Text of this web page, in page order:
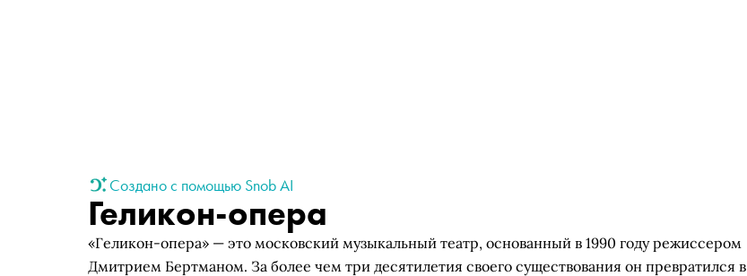
Создано с помощью Snob AI
Геликон-опера
«Геликон-опера» — это московский музыкальный театр, основанный в 1990 году режиссером
Дмитрием Бертманом. За более чем три десятилетия своего существования он превратился в